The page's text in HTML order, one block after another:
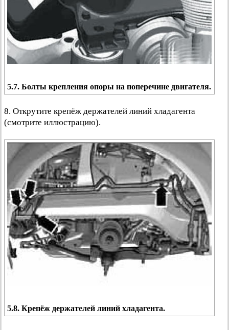
5.7. Болты крепления опоры на поперечине двигателя.
8. Открутите крепёж держателей линий хладагента
(смотрите иллюстрацию).
5.8. Крепёж держателей линий хладагента.